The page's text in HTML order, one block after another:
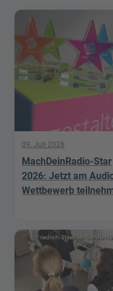
09. Juli 2026
MachDeinRadio-Star
2026: Jetzt am
Wettbewerb
Friedrich-Staedtler-Schule